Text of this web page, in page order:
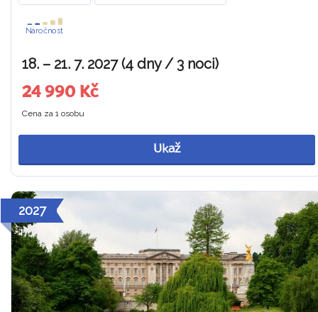
Náročnost
18. – 21. 7. 2027 (4 dny / 3 noci)
24 990 Kč
Cena za 1 osobu
Ukaž
2027